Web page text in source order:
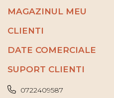
MAGAZINUL MEU
CLIENTI
DATE COMERCIALE
SUPORT CLIENTI
0722409587